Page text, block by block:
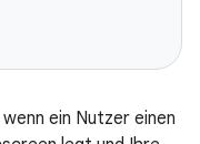
ein Nutzer einen